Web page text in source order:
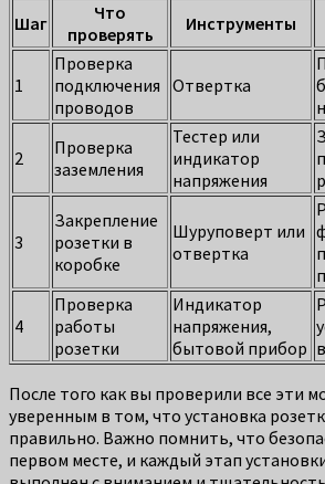
Шаг
Что
проверять
Инструменты
1
Проверка
подключения
проводов
Отвертка
2
Проверка
заземления
Тестер или
индикатор
напряжения
3
Закрепление
розетки в
коробке
Шуруповерт или
отвертка
4
Проверка
работы
розетки
Индикатор
напряжения,
бытовой прибор
После того как вы проверили все эти
уверенным в том, что установка
правильно. Важно помнить, что
первом месте, и каждый этап